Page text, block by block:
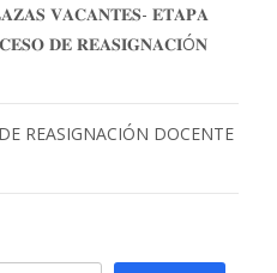
𝐕𝐀𝐂𝐀𝐍𝐓𝐄𝐒- 𝐄𝐓𝐀𝐏𝐀
𝐃𝐄 𝐑𝐄𝐀𝐒𝐈𝐆𝐍𝐀𝐂𝐈Ó𝐍
REASIGNACIÓN DOCENTE